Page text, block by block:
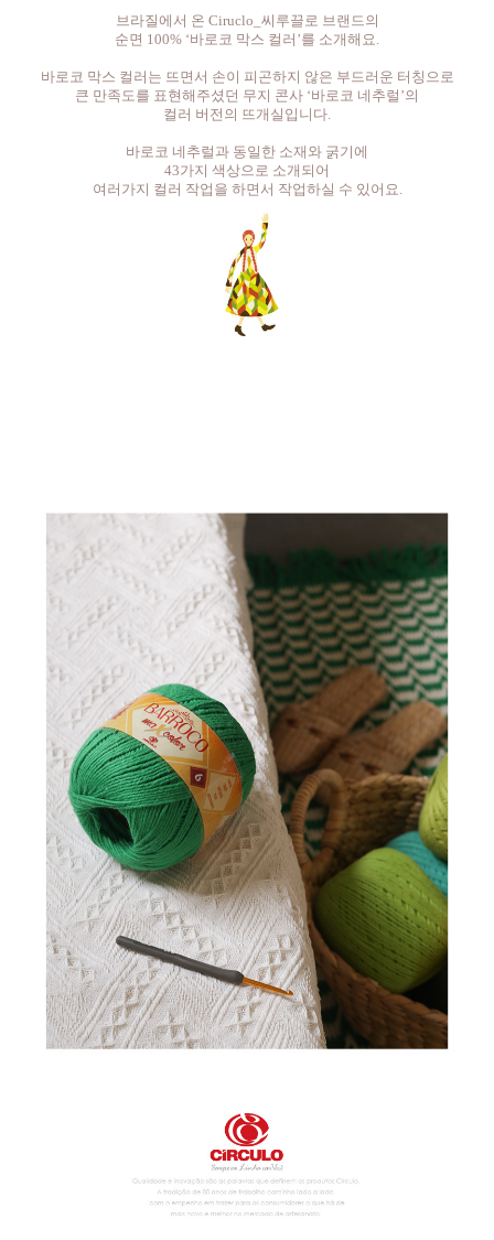
브라질에서 온 Ciruclo_씨루끌로 브랜드의
순면 100% ‘바로코 막스 컬러’를 소개해요.
바로코 막스 컬러는 뜨면서 손이 피곤하지 않은 부드러운 터칭으로
큰 만족도를 표현해주셨던 무지 콘사 ‘바로코 네추럴’의
컬러 버전의 뜨개실입니다.
바로코 네추럴과 동일한 소재와 굵기에
43가지 색상으로 소개되어
여러가지 컬러 작업을 하면서 작업하실 수 있어요.